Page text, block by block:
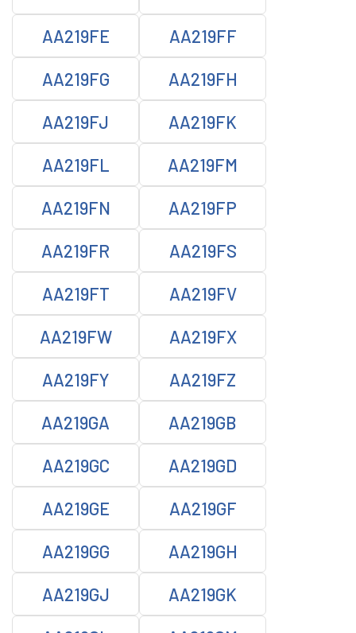
AA219FE AA219FF
AA219FG AA219FH
AA219FJ AA219FK
AA219FL AA219FM
AA219FN AA219FP
AA219FR AA219FS
AA219FT AA219FV
AA219FW AA219FX
AA219FY AA219FZ
AA219GA AA219GB
AA219GC AA219GD
AA219GE AA219GF
AA219GG AA219GH
AA219GJ AA219GK